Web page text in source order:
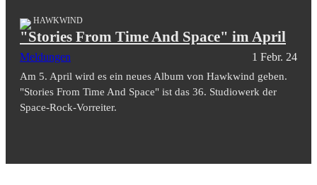
HAWKWIND
"Stories From Time And Space" im April
Meldungen 1 Febr. 24
Am 5. April wird es ein neues Album von Hawkwind geben.
"Stories From Time And Space" ist das 36. Studiowerk der
Space-Rock-Vorreiter.